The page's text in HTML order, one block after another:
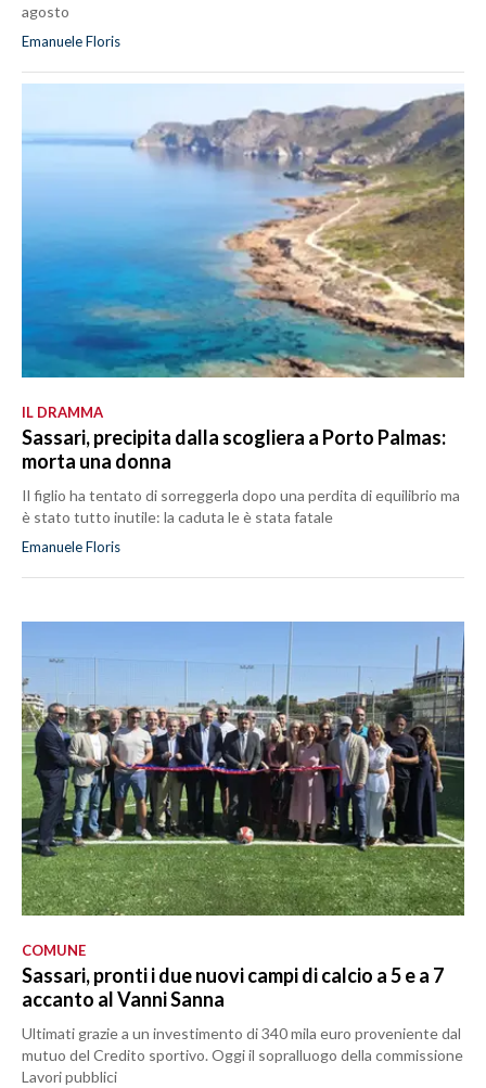
agosto
Emanuele Floris
IL DRAMMA
Sassari, precipita dalla scogliera a Porto Palmas:
morta una donna
Il figlio ha tentato di sorreggerla dopo una perdita di equilibrio ma
è stato tutto inutile: la caduta le è stata fatale
Emanuele Floris
COMUNE
Sassari, pronti i due nuovi campi di calcio a 5 e a 7
accanto al Vanni Sanna
Ultimati grazie a un investimento di 340 mila euro proveniente dal
mutuo del Credito sportivo. Oggi il sopralluogo della commissione
Lavori pubblici